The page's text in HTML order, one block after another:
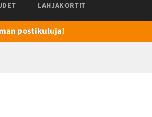
LAHJAKORTIT
postikuluja!